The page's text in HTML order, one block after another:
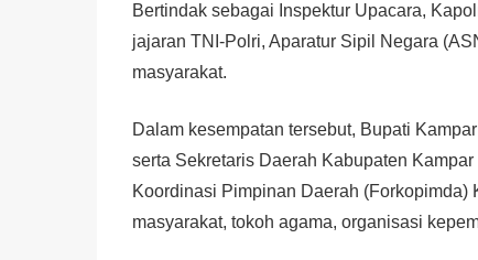
Bertindak sebagai Inspektur Upacara,
jajaran TNI-Polri, Aparatur Sipil Negara
masyarakat.
Dalam kesempatan tersebut, Bupati
serta Sekretaris Daerah Kabupaten
Koordinasi Pimpinan Daerah (Forkopimda)
masyarakat, tokoh agama, organisasi